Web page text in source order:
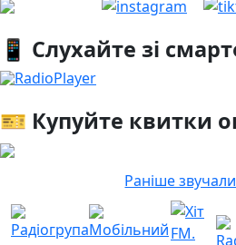
Раніше звучали
📱 Слухайте зі
RadioPlayer
🎫 Купуйте квитки